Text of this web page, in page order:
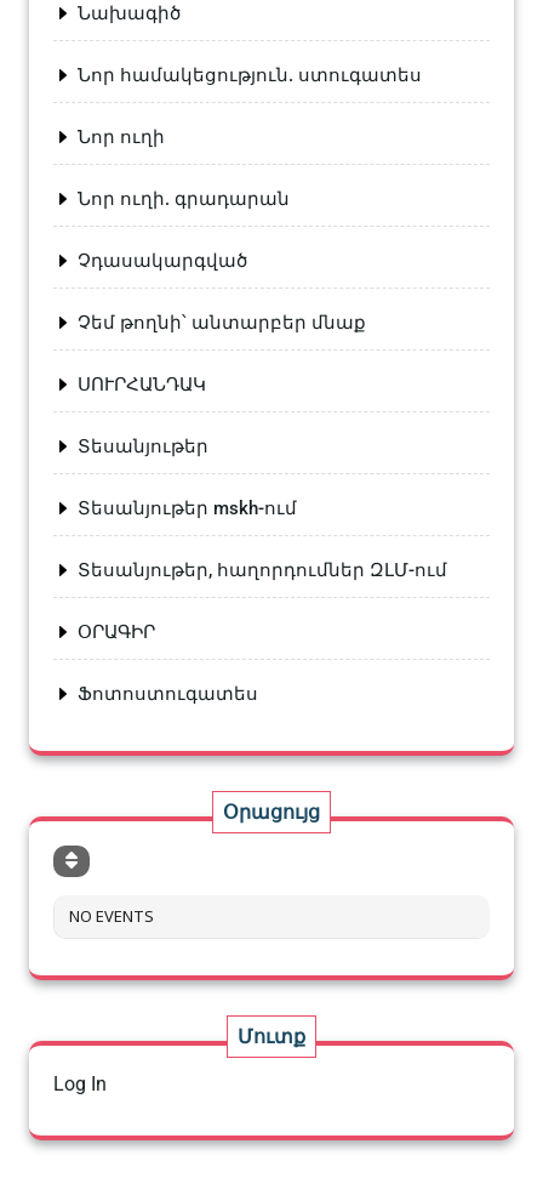
Նախագիծ
Նոր համակեցություն. ստուգատես
Նոր ուղի
Նոր ուղի. գրադարան
Չդասակարգված
Չեմ թողնի՝ անտարբեր մնաք
ՍՈՒՐՀԱՆԴԱԿ
Տեսանյութեր
Տեսանյութեր mskh-ում
Տեսանյութեր, հաղորդումներ ԶԼՄ-ում
ՕՐԱԳԻՐ
Ֆոտոստուգատես
Օրացույց
NO EVENTS
Մուտք
Log In